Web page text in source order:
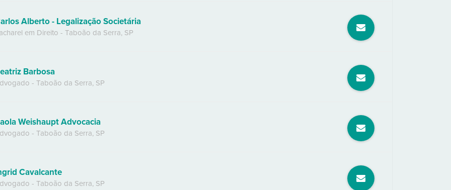
Alberto - Legalização Societária
em Direito - Taboão da Serra, SP
Barbosa
- Taboão da Serra, SP
Weishaupt Advocacia
- Taboão da Serra, SP
Cavalcante
- Taboão da Serra, SP